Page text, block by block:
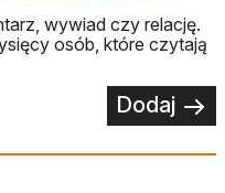
wywiad czy relację.
osób, które czytają
Dodaj